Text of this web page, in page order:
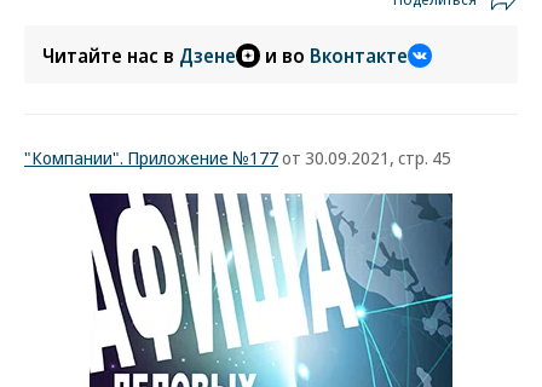
Читайте нас в Дзене и во Вконтакте
"Компании". Приложение №177от 30.09.2021, стр. 45